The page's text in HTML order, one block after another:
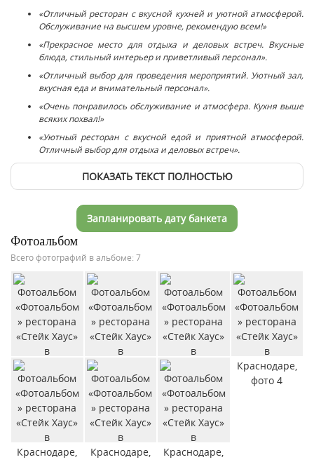
«Отличный ресторан с вкусной кухней и уютной атмосферой.
Обслуживание на высшем уровне, рекомендую всем!»
«Прекрасное место для отдыха и деловых встреч. Вкусные
блюда, стильный интерьер и приветливый персонал».
«Отличный выбор для проведения мероприятий. Уютный зал,
вкусная еда и внимательный персонал».
«Очень понравилось обслуживание и атмосфера. Кухня выше
всяких похвал!»
«Уютный ресторан с вкусной едой и приятной атмосферой.
Отличный выбор для отдыха и деловых встреч».
ПОКАЗАТЬ ТЕКСТ ПОЛНОСТЬЮ
Запланировать дату банкета
Фотоальбом
Всего фотографий в альбоме: 7